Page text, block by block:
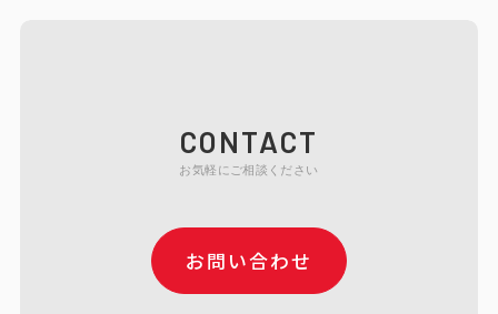
CONTACT
お気軽にご相談ください
お問い合わせ